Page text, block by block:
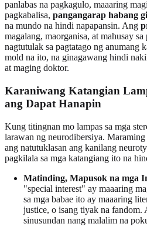
panlabas na pagkagulo, maaaring
pagkabalisa, pangangarap habang
na mundo na hindi napapansin. Ang
magalang, maorganisa, at mahusay
nagtutulak sa pagtatago ng anumang
mold na ito, na ginagawang hindi
at maging doktor.
Karaniwang Katangian
ang Dapat Hanapin
Kung titingnan mo lampas sa mga
larawan ng neurodibersiya.
ang natutuklasan ang kanilang
pagkilala sa mga katangiang ito na
Matinding, Mapusok na mga
"special interest" ay maaaring
sa mga babae ito ay maaaring
justice, o isang tiyak na fandom.
sinusundan nang malalim na